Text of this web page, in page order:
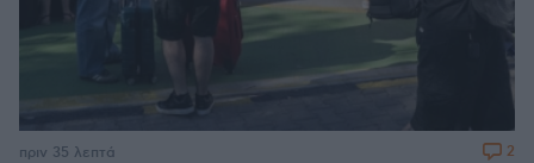
πριν 35 λεπτά 2